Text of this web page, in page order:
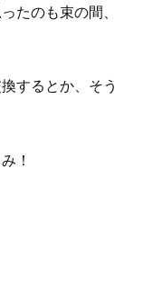
たのも束の間、
するとか、そう
！